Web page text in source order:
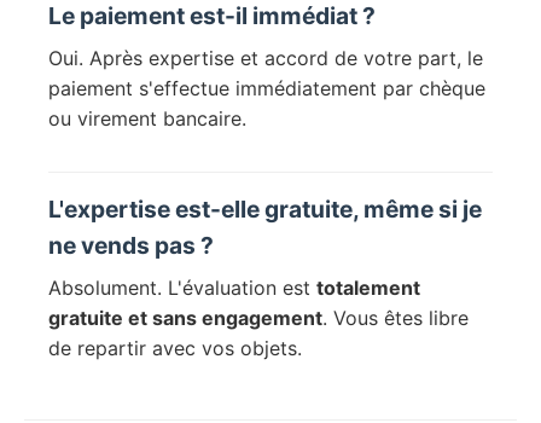
Le paiement est-il immédiat ?
Oui. Après expertise et accord de votre part, le
paiement s'effectue immédiatement par chèque
ou virement bancaire.
L'expertise est-elle gratuite, même si je
ne vends pas ?
Absolument. L'évaluation est totalement
gratuite et sans engagement. Vous êtes libre
de repartir avec vos objets.